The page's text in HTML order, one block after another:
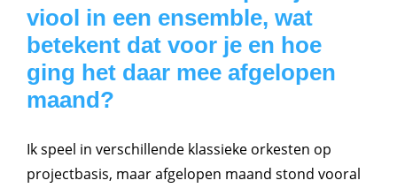
viool in een ensemble, wat
betekent dat voor je en hoe
ging het daar mee afgelopen
maand?
Ik speel in verschillende klassieke orkesten op
projectbasis, maar afgelopen maand stond vooral